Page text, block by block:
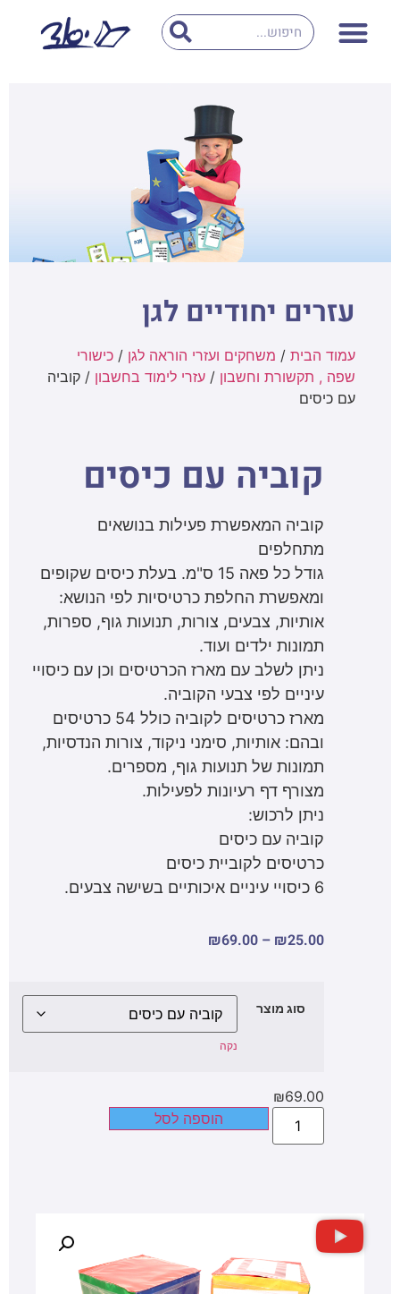
עזרים יחודיים לגן
עמוד הבית / משחקים ועזרי הוראה לגן / כישורי
שפה , תקשורת וחשבון / עזרי לימוד בחשבון / קוביה
עם כיסים
קוביה עם כיסים
קוביה המאפשרת פעילות בנושאים
מתחלפים
גודל כל פאה 15 ס"מ. בעלת כיסים שקופים
ומאפשרת החלפת כרטיסיות לפי הנושא:
אותיות, צבעים, צורות, תנועות גוף, ספרות,
תמונות ילדים ועוד.
ניתן לשלב עם מארז הכרטיסים וכן עם כיסויי
עיניים לפי צבעי הקוביה.
מארז כרטיסים לקוביה כולל 54 כרטיסים
ובהם: אותיות, סימני ניקוד, צורות הנדסיות,
תמונות של תנועות גוף, מספרים.
מצורף דף רעיונות לפעילות.
ניתן לרכוש:
קוביה עם כיסים
כרטיסים לקוביית כיסים
6 כיסויי עיניים איכותיים בשישה צבעים.
₪25.00
–
₪69.00
סוג מוצר
נקה
₪69.00
הוספה לסל